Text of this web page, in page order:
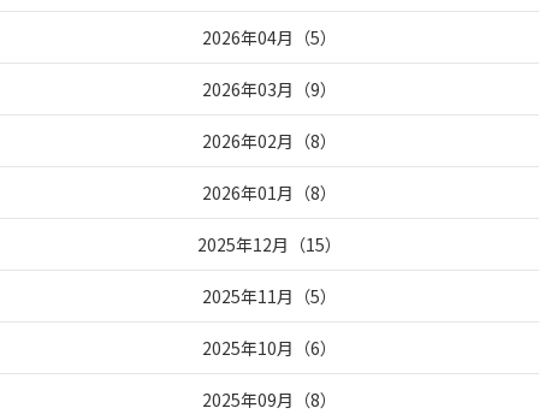
2026年04月 （5）
2026年03月 （9）
2026年02月 （8）
2026年01月 （8）
2025年12月 （15）
2025年11月 （5）
2025年10月 （6）
2025年09月 （8）